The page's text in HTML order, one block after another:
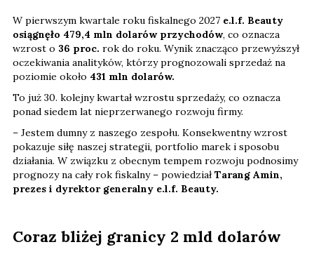
W pierwszym kwartale roku fiskalnego 2027 e.l.f. Beauty
osiągnęło 479,4 mln dolarów przychodów, co oznacza
wzrost o 36 proc. rok do roku. Wynik znacząco przewyższył
oczekiwania analityków, którzy prognozowali sprzedaż na
poziomie około 431 mln dolarów.
To już 30. kolejny kwartał wzrostu sprzedaży, co oznacza
ponad siedem lat nieprzerwanego rozwoju firmy.
– Jestem dumny z naszego zespołu. Konsekwentny wzrost
pokazuje siłę naszej strategii, portfolio marek i sposobu
działania. W związku z obecnym tempem rozwoju podnosimy
prognozy na cały rok fiskalny – powiedziałTarang Amin,
prezes i dyrektor generalny e.l.f. Beauty.
Coraz bliżej granicy 2 mld dolarów